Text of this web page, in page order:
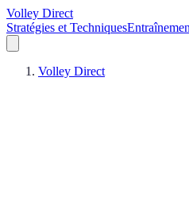
Volley Direct
Stratégies et Techniques
Volley Direct